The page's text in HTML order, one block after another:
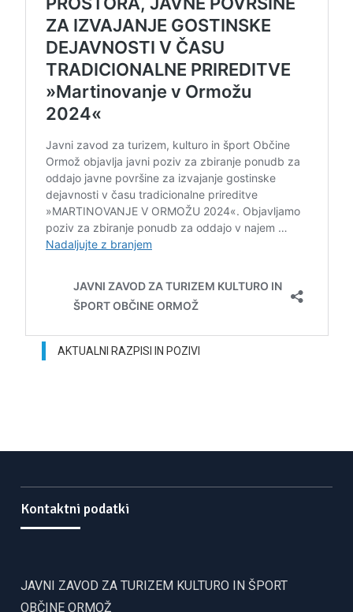
AKTUALNI RAZPISI IN POZIVI
Kontaktni podatki
JAVNI ZAVOD ZA TURIZEM KULTURO IN ŠPORT
OBČINE ORMOŽ